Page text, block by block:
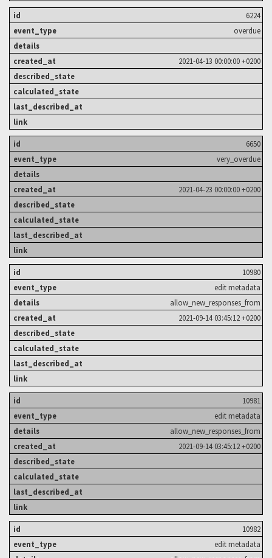
6224
overdue
2021-04-13 00:00:00 +0200
6650
very_overdue
2021-04-23 00:00:00 +0200
10980
edit metadata
allow_new_responses_from
2021-09-14 03:45:12 +0200
10981
edit metadata
allow_new_responses_from
2021-09-14 03:45:12 +0200
10982
edit metadata